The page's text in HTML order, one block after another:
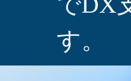
す。